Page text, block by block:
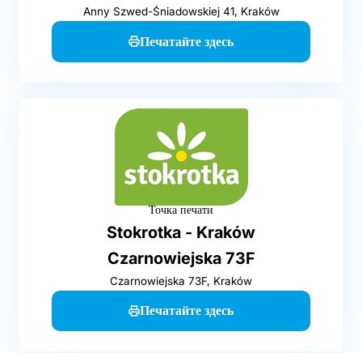
Anny Szwed-Śniadowskiej 41, Kraków
Печатайте здесь
Точка печати
Stokrotka - Kraków
Czarnowiejska 73F
Czarnowiejska 73F, Kraków
Печатайте здесь